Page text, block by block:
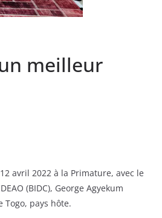
meilleur
avril 2022 à la Primature, avec le
(BIDC), George Agyekum
pays hôte.